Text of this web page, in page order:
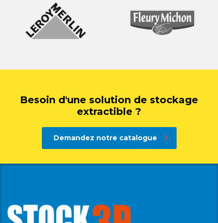
Besoin d'une solution de stockage
extractible ?
Demandez notre catalogue